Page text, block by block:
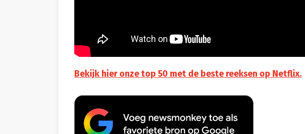
Bekijk hier onze top 50 met de beste reeksen op Netflix.